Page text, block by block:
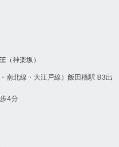
（神楽坂）
南北線・大江戸線）飯田橋駅 B3出
4分